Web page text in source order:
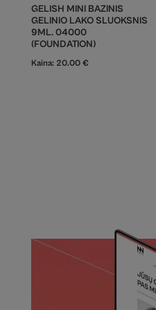
GELISH MINI BAZINIS
GELINIO LAKO SLUOKSNIS
9ML. 04000
(FOUNDATION)
Kaina: 20.00 €